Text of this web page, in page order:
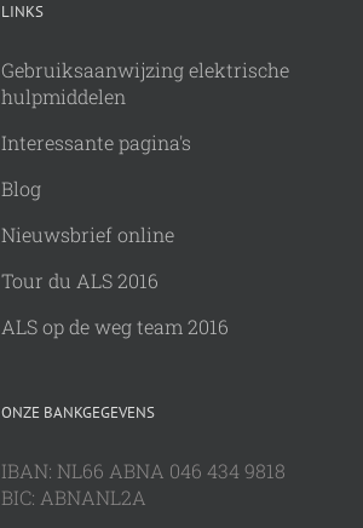
LINKS
Gebruiksaanwijzing elektrische
hulpmiddelen
Interessante pagina's
Blog
Nieuwsbrief online
Tour du ALS 2016
ALS op de weg team 2016
ONZE BANKGEGEVENS
IBAN: NL66 ABNA 046 434 9818
BIC: ABNANL2A